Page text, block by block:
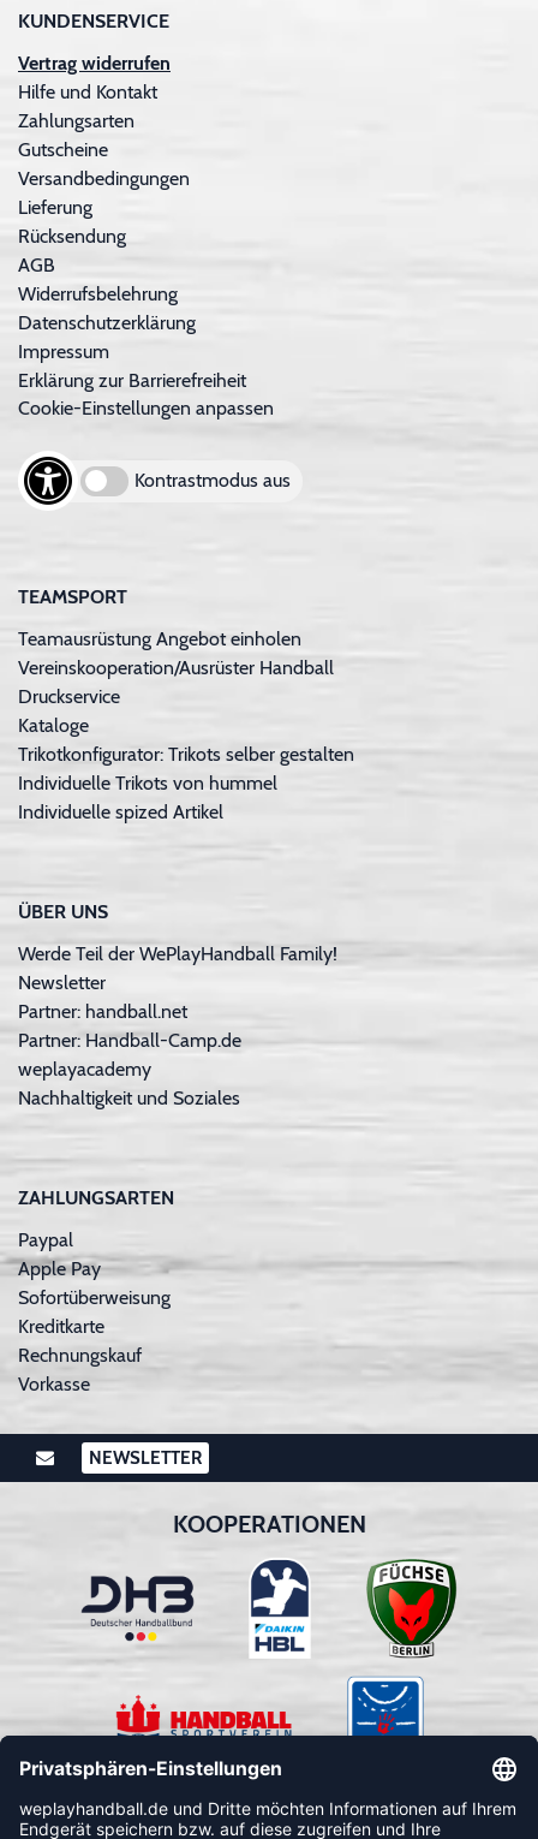
KUNDENSERVICE
Vertrag widerrufen
Hilfe und Kontakt
Zahlungsarten
Gutscheine
Versandbedingungen
Lieferung
Rücksendung
AGB
Widerrufsbelehrung
Datenschutzerklärung
Impressum
Erklärung zur Barrierefreiheit
Cookie-Einstellungen anpassen
Kontrastmodus aus
TEAMSPORT
Teamausrüstung Angebot einholen
Vereinskooperation/Ausrüster Handball
Druckservice
Kataloge
Trikotkonfigurator: Trikots selber gestalten
Individuelle Trikots von hummel
Individuelle spized Artikel
ÜBER UNS
Werde Teil der WePlayHandball Family!
Newsletter
Partner: handball.net
Partner: Handball-Camp.de
weplayacademy
Nachhaltigkeit und Soziales
ZAHLUNGSARTEN
Paypal
Apple Pay
Sofortüberweisung
Kreditkarte
Rechnungskauf
Vorkasse
NEWSLETTER
KOOPERATIONEN